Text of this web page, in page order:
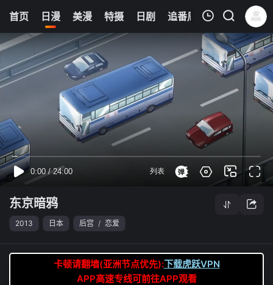
首页 日漫 美漫 特摄 日剧 追番周表 今日更新
6
我的观影记录
东京暗鸦
清空
东京暗鸦
2013 日本 后宫 / 恋爱
卡顿请翻墙(亚洲节点优先):下载虎跃VPN
APP高速专线可前往APP观看